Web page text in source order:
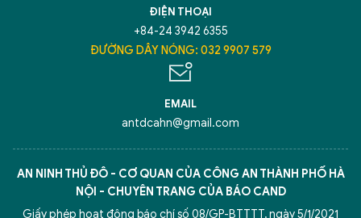
ĐIỆN THOẠI
+84-24 3942 6355
ĐƯỜNG DÂY NÓNG: 032 9907 579
EMAIL
antdcahn@gmail.com
AN NINH THỦ ĐÔ - CƠ QUAN CỦA CÔNG AN THÀNH PHỐ HÀ
NỘI - CHUYÊN TRANG CỦA BÁO CAND
Giấy phép hoạt động báo chí số 08/GP-BTTTT, ngày 5/1/2021